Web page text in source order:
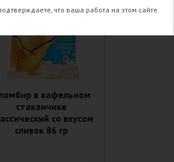
в вафельном
стаканчике
со вкусом
сливок 86 гр
что ваша работа на этом сайте